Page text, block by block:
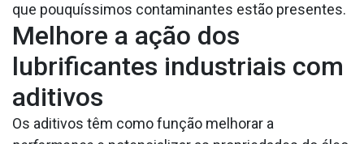
que pouquíssimos contaminantes estão presentes.
Melhore a ação dos
lubrificantes industriais com
aditivos
Os aditivos têm como função melhorar a